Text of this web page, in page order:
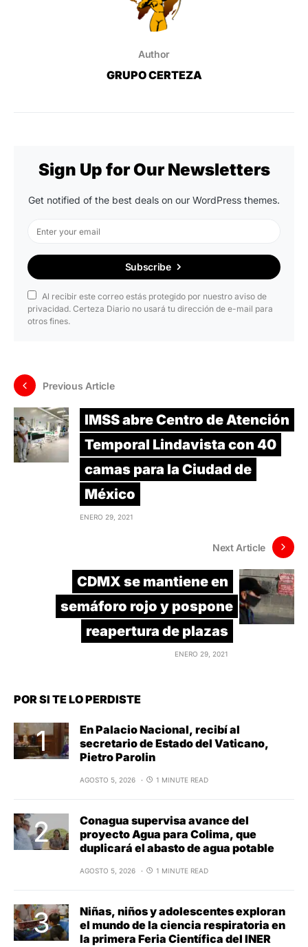
Author
GRUPO CERTEZA
Sign Up for Our Newsletters
Get notified of the best deals on our WordPress themes.
Subscribe
Al recibir este correo estás protegido por nuestro aviso de
privacidad. Certeza Diario no usará tu dirección de e-mail para
otros fines.
Previous Article
IMSS abre Centro de Atención
Temporal Lindavista con 40
camas para la Ciudad de
México
ENERO 29, 2021
Next Article
CDMX se mantiene en
semáforo rojo y pospone
reapertura de plazas
ENERO 29, 2021
POR SI TE LO PERDISTE
En Palacio Nacional, recibí al
secretario de Estado del Vaticano,
Pietro Parolin
AGOSTO 5, 2026 1 MINUTE READ
Conagua supervisa avance del
proyecto Agua para Colima, que
duplicará el abasto de agua potable
AGOSTO 5, 2026 1 MINUTE READ
Niñas, niños y adolescentes exploran
el mundo de la ciencia respiratoria en
la primera Feria Científica del INER